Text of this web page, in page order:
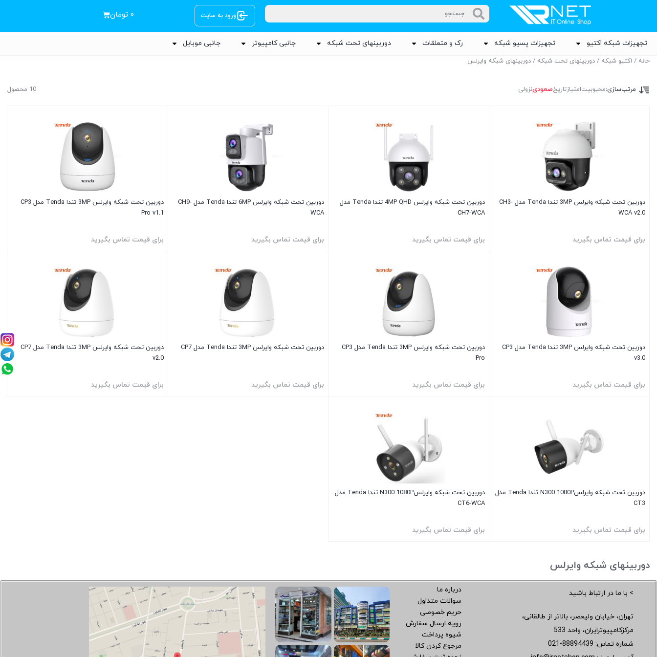
ورود به سایت ۰ تومان
تجهیزات شبکه اکتیو تجهیزات پسیو شبکه رک و متعلقات دوربینهای تحت شبکه جانبی کامپیوتر جانبی موبایل
خانه / اکتیو شبکه / دوربینهای تحت شبکه / دوربینهای شبکه وایرلس
10 محصول مرتب‌سازی:محبوبیتامتیازتاریخصعودینزولی
دوربین تحت شبکه وایرلس 3MP تندا Tenda مدل CH3-
WCA v2.0
برای قیمت تماس بگیرید
دوربین تحت شبکه وایرلس 4MP QHD تندا Tenda مدل
CH7-WCA
برای قیمت تماس بگیرید
دوربین تحت شبکه وایرلس 6MP تندا Tenda مدل CH9-
WCA
برای قیمت تماس بگیرید
دوربین تحت شبکه وایرلس 3MP تندا Tenda مدل CP3
Pro v1.1
برای قیمت تماس بگیرید
دوربین تحت شبکه وایرلس 3MP تندا Tenda مدل CP3
v3.0
برای قیمت تماس بگیرید
دوربین تحت شبکه وایرلس 3MP تندا Tenda مدل CP3
Pro
برای قیمت تماس بگیرید
دوربین تحت شبکه وایرلس 3MP تندا Tenda مدل CP7
برای قیمت تماس بگیرید
دوربین تحت شبکه وایرلس 3MP تندا Tenda مدل CP7
v2.0
برای قیمت تماس بگیرید
دوربین تحت شبکه وایرلسN300 1080P تندا Tenda مدل
CT3
برای قیمت تماس بگیرید
دوربین تحت شبکه وایرلسN300 1080P تندا Tenda مدل
CT6-WCA
برای قیمت تماس بگیرید
دوربینهای شبکه وایرلس
> با ما در ارتباط باشید
تهران، خیابان ولیعصر، بالاتر از طالقانی،
مرکزکامپیوترایران، واحد 533
شماره تماس: 021-88894439
درباره ما
سوالات متداول
حریم خصوصی
رویه ارسال سفارش
شیوه پرداخت
مرجوع کردن کالا